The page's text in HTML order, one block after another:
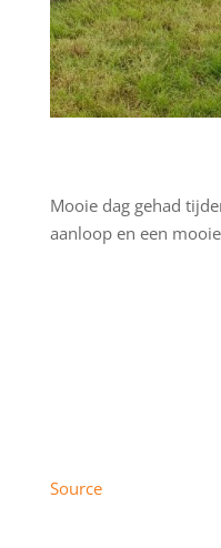
Mooie dag gehad
aanloop en een
Source